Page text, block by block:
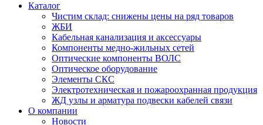
Каталог
Чистим склад: снижены цены на ряд товаров
ЖБИ
Кабельная канализация и аксессуары
Компоненты медно-жильных сетей
Оптические компоненты ВОЛС
Оптическое оборудование
Элементы СКС
Электротехническая и пожароохранная продукция
ЖД узлы и арматура подвески кабелей связи
О компании
Новости